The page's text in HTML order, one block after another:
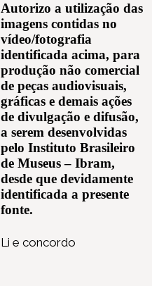
Autorizo a utilização das
imagens contidas no
vídeo/fotografia
identificada acima, para
produção não comercial
de peças audiovisuais,
gráficas e demais ações
de divulgação e difusão,
a serem desenvolvidas
pelo Instituto Brasileiro
de Museus – Ibram,
desde que devidamente
identificada a presente
fonte.
Li e concordo